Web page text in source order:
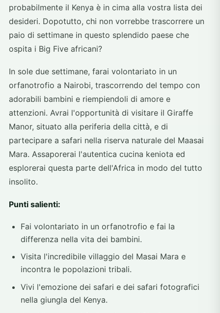
probabilmente il Kenya è in cima alla vostra lista dei
desideri. Dopotutto, chi non vorrebbe trascorrere un
paio di settimane in questo splendido paese che
ospita i Big Five africani?
In sole due settimane, farai volontariato in un
orfanotrofio a Nairobi, trascorrendo del tempo con
adorabili bambini e riempiendoli di amore e
attenzioni. Avrai l'opportunità di visitare il Giraffe
Manor, situato alla periferia della città, e di
partecipare a safari nella riserva naturale del Maasai
Mara. Assaporerai l'autentica cucina keniota ed
esplorerai questa parte dell'Africa in modo del tutto
insolito.
Punti salienti:
Fai volontariato in un orfanotrofio e fai la
differenza nella vita dei bambini.
Visita l'incredibile villaggio del Masai Mara e
incontra le popolazioni tribali.
Vivi l'emozione dei safari e dei safari fotografici
nella giungla del Kenya.